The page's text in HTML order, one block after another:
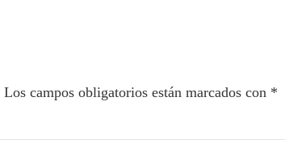
Los campos obligatorios están marcados con *